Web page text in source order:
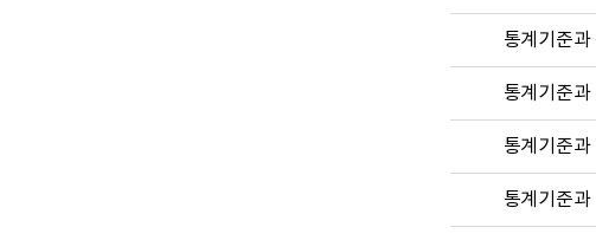
통계기준과
통계기준과
통계기준과
통계기준과